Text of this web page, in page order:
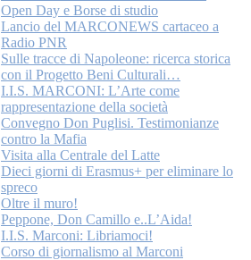
Open Day e Borse di studio
Lancio del MARCONEWS cartaceo a
Radio PNR
Sulle tracce di Napoleone: ricerca storica
con il Progetto Beni Culturali…
I.I.S. MARCONI: L’Arte come
rappresentazione della società
Convegno Don Puglisi. Testimonianze
contro la Mafia
Visita alla Centrale del Latte
Dieci giorni di Erasmus+ per eliminare lo
spreco
Oltre il muro!
Peppone, Don Camillo e..L’Aida!
I.I.S. Marconi: Libriamoci!
Corso di giornalismo al Marconi